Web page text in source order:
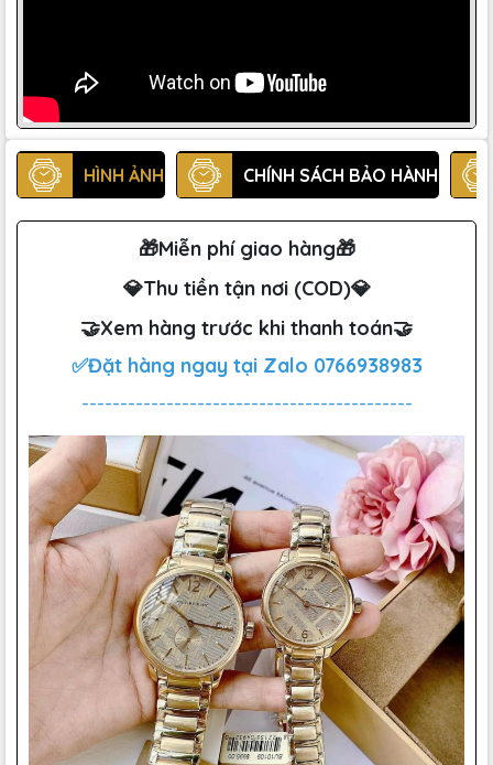
HÌNH ẢNH CHÍNH SÁCH BẢO HÀNH
🎁Miễn phí giao hàng🎁
💎Thu tiền tận nơi (COD)💎
🤝Xem hàng trước khi thanh toán🤝
✅Đặt hàng ngay tại Zalo 0766938983
-------------------------------------------